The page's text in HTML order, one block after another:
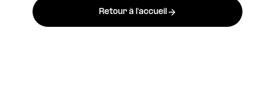
Retour à l'accueil